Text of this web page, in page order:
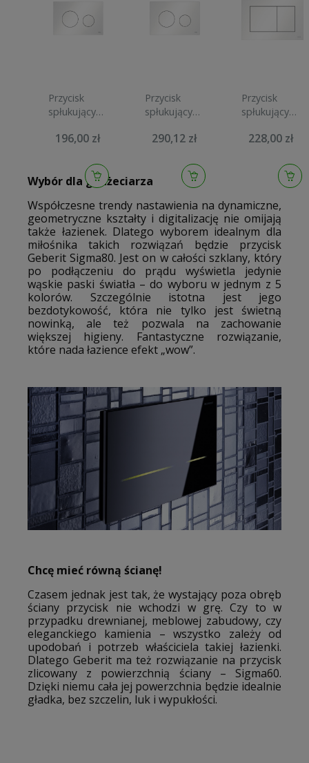
Przycisk
spłukujący
biały
196,00 zł
Przycisk
spłukujący
biały matowy
290,12 zł
Przycisk
spłukujący
biały
228,00 zł
Wybór dla gadżeciarza
Współczesne trendy nastawienia na dynamiczne,
geometryczne kształty i digitalizację nie omijają
także łazienek. Dlatego wyborem idealnym dla
miłośnika takich rozwiązań będzie przycisk
Geberit Sigma80. Jest on w całości szklany, który
po podłączeniu do prądu wyświetla jedynie
wąskie paski światła – do wyboru w jednym z 5
kolorów. Szczególnie istotna jest jego
bezdotykowość, która nie tylko jest świetną
nowinką, ale też pozwala na zachowanie
większej higieny. Fantastyczne rozwiązanie,
które nada łazience efekt „wow”.
Chcę mieć równą ścianę!
Czasem jednak jest tak, że wystający poza obręb
ściany przycisk nie wchodzi w grę. Czy to w
przypadku drewnianej, meblowej zabudowy, czy
eleganckiego kamienia – wszystko zależy od
upodobań i potrzeb właściciela takiej łazienki.
Dlatego Geberit ma też rozwiązanie na przycisk
zlicowany z powierzchnią ściany – Sigma60.
Dzięki niemu cała jej powerzchnia będzie idealnie
gładka, bez szczelin, luk i wypukłości.